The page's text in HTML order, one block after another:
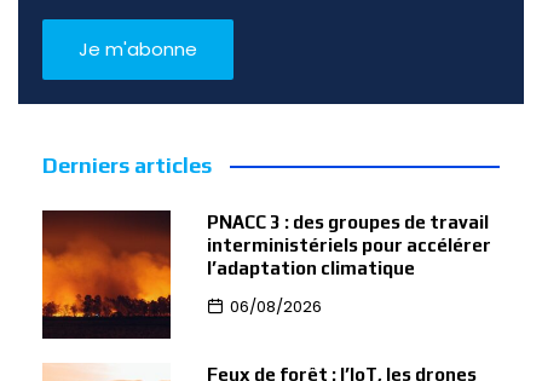
Derniers articles
PNACC 3 : des groupes de travail
interministériels pour accélérer
l’adaptation climatique
06/08/2026
Feux de forêt : l’IoT, les drones